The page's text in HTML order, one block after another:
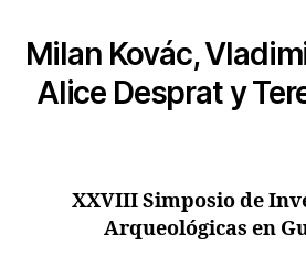
Milan Kovác,
Alice Desprat y
XXVIII Simposio de
Arqueológicas en